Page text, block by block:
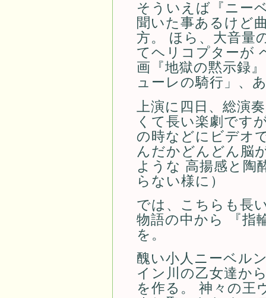
そういえば『ニー
聞いた事あるけど
方。 ほら、大音量
てヘリコプターが
画『地獄の黙示録
ューレの騎行」、
上演に四日、総演
くて長い楽劇です
の時などにビデオ
んだかどんどん脳
ような 高揚感と陶
らない様に）
では、こちらも長
物語の中から 『指
を。
醜い小人ニーベル
イン川の乙女達か
を作る。 神々の王